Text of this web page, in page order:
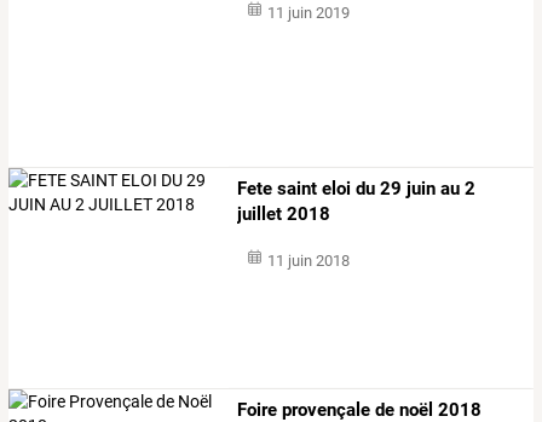
11 juin 2019
Fete saint eloi du 29 juin au 2
juillet 2018
11 juin 2018
Foire provençale de noël 2018